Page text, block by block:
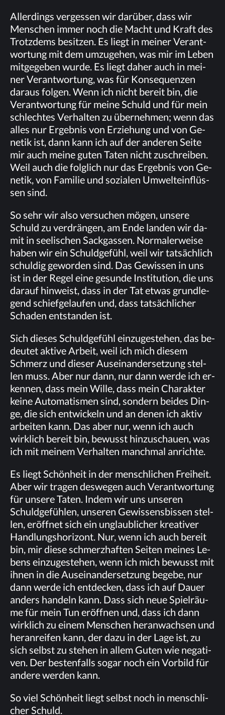
Al­ler­dings ver­ges­sen wir dar­über, dass wir
Men­schen im­mer noch die Macht und Kraft des
Trotz­dems be­sit­zen. Es liegt in mei­ner Ver­ant­
wor­tung mit dem um­zu­ge­hen, was mir im Le­ben
mit­ge­ge­ben wur­de. Es liegt da­her auch in mei­
ner Ver­ant­wor­tung, was für Kon­se­quen­zen
dar­aus fol­gen. Wenn ich nicht be­reit bin, die
Ver­ant­wor­tung für mei­ne Schuld und für mein
schlech­tes Ver­hal­ten zu über­neh­men; wenn das
al­les nur Er­geb­nis von Er­zie­hung und von Ge­
ne­tik ist, dann kann ich auf der an­de­ren Sei­te
mir auch mei­ne gu­ten Ta­ten nicht zu­schrei­ben.
Weil auch die folg­lich nur das Er­geb­nis von Ge­
ne­tik, von Fa­mi­lie und so­zia­len Um­welt­ein­flüs­
sen sind.
So sehr wir also ver­su­chen mö­gen, un­se­re
Schuld zu ver­drän­gen, am Ende lan­den wir da­
mit in see­li­schen Sack­gas­sen. Nor­ma­ler­wei­se
ha­ben wir ein Schuld­ge­fühl, weil wir tat­säch­lich
schul­dig ge­wor­den sind. Das Ge­wis­sen in uns
ist in der Re­gel eine ge­sun­de In­sti­tu­ti­on, die uns
dar­auf hin­weist, dass in der Tat et­was grund­le­
gend schief­ge­lau­fen und, dass tat­säch­li­cher
Scha­den ent­stan­den ist.
Sich die­ses Schuld­ge­fühl ein­zu­ge­ste­hen, das be­
deu­tet ak­ti­ve Ar­beit, weil ich mich die­sem
Schmerz und die­ser Aus­ein­an­der­set­zung stel­
len muss. Aber nur dann, nur dann wer­de ich er­
ken­nen, dass mein Wil­le, dass mein Cha­rak­ter
kei­ne Au­to­ma­tis­men sind, son­dern bei­des Din­
ge, die sich ent­wi­ckeln und an de­nen ich ak­tiv
ar­bei­ten kann. Das aber nur, wenn ich auch
wirk­lich be­reit bin, be­wusst hin­zu­schau­en, was
ich mit mei­nem Ver­hal­ten manch­mal an­rich­te.
Es liegt Schön­heit in der mensch­li­chen Frei­heit.
Aber wir tra­gen des­we­gen auch Ver­ant­wor­tung
für un­se­re Ta­ten. In­dem wir uns un­se­ren
Schuld­ge­füh­len, un­se­ren Ge­wis­sens­bis­sen stel­
len, er­öff­net sich ein un­glaub­li­cher krea­ti­ver
Hand­lungs­ho­ri­zont. Nur, wenn ich auch be­reit
bin, mir die­se schmerz­haf­ten Sei­ten mei­nes Le­
bens ein­zu­ge­ste­hen, wenn ich mich be­wusst mit
ih­nen in die Aus­ein­an­der­set­zung be­ge­be, nur
dann wer­de ich ent­de­cken, dass ich auf Dau­er
an­ders han­deln kann. Dass sich neue Spiel­räu­
me für mein Tun er­öff­nen und, dass ich dann
wirk­lich zu ei­nem Men­schen her­an­wach­sen und
her­an­rei­fen kann, der dazu in der Lage ist, zu
sich selbst zu ste­hen in al­lem Gu­ten wie ne­ga­ti­
ven. Der bes­ten­falls so­gar noch ein Vor­bild für
an­de­re wer­den kann.
So viel Schön­heit liegt selbst noch in mensch­li­
cher Schuld.